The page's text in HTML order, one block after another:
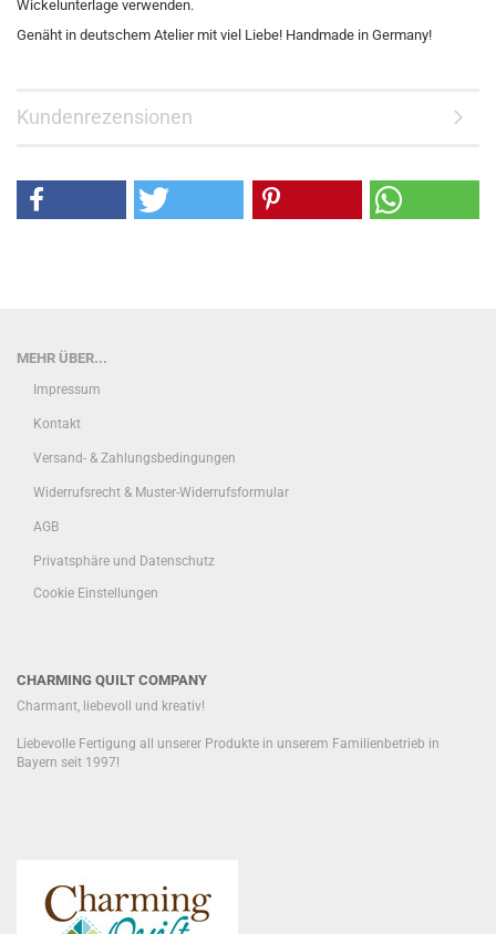
Wickelunterlage verwenden.
Genäht in deutschem Atelier mit viel Liebe! Handmade in Germany!
Kundenrezensionen
MEHR ÜBER...
Impressum
Kontakt
Versand- & Zahlungsbedingungen
Widerrufsrecht & Muster-Widerrufsformular
AGB
Privatsphäre und Datenschutz
Cookie Einstellungen
CHARMING QUILT COMPANY
Charmant, liebevoll und kreativ!
Liebevolle Fertigung all unserer Produkte in unserem Familienbetrieb in
Bayern seit 1997!